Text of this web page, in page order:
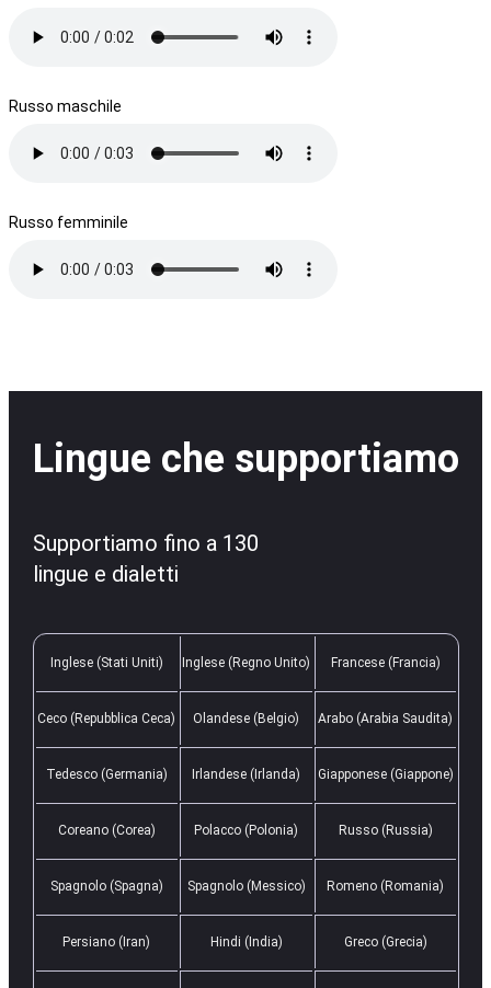
Russo maschile
Russo femminile
Lingue che supportiamo
Supportiamo fino a 130
lingue e dialetti
Inglese (Stati Uniti) Inglese (Regno Unito) Francese (Francia)
Ceco (Repubblica Ceca) Olandese (Belgio) Arabo (Arabia Saudita)
Tedesco (Germania) Irlandese (Irlanda) Giapponese (Giappone)
Coreano (Corea) Polacco (Polonia) Russo (Russia)
Spagnolo (Spagna) Spagnolo (Messico) Romeno (Romania)
Persiano (Iran) Hindi (India) Greco (Grecia)